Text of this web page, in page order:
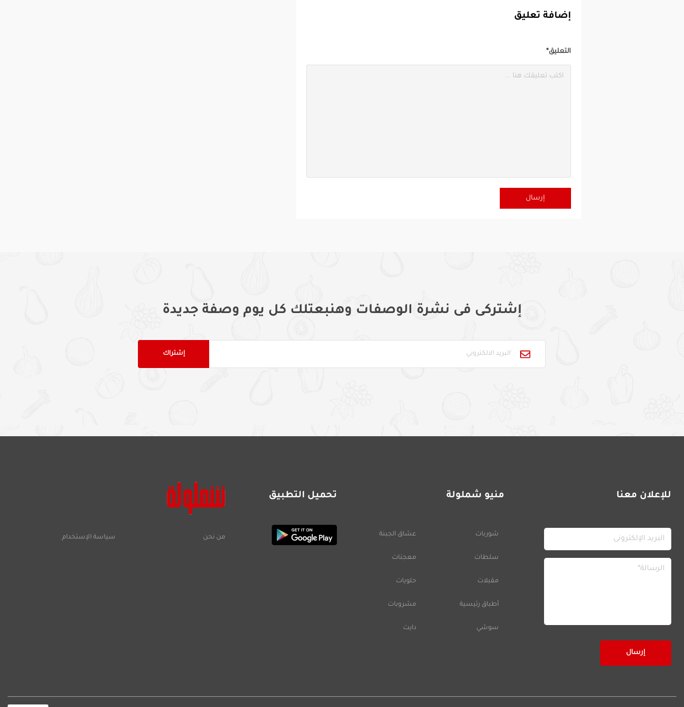
إضافة تعليق
التعليق*
إشتركى فى نشرة الوصفات وهنبعتلك كل يوم وصفة جديدة
للإعلان معنا منيو شملولة
شوربات
سلطات
مقبلات
أطباق رئيسية
سوشي
عشاق الجبنة
معجنات
حلويات
مشروبات
دايت
تحميل التطبيق
من نحن سياسة الإستخدام